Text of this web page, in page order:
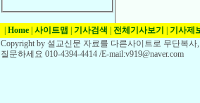
Home 사이트맵 기사검색 전체기사보기 기사제
Copyright by 설교신문 자료를 다른사이트로 무단복
질문하세요 010-4394-4414 /E-mail:v919@naver.com